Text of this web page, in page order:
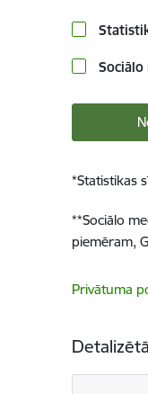
*Statistikas
**Sociālo
piemēram,
Privātuma